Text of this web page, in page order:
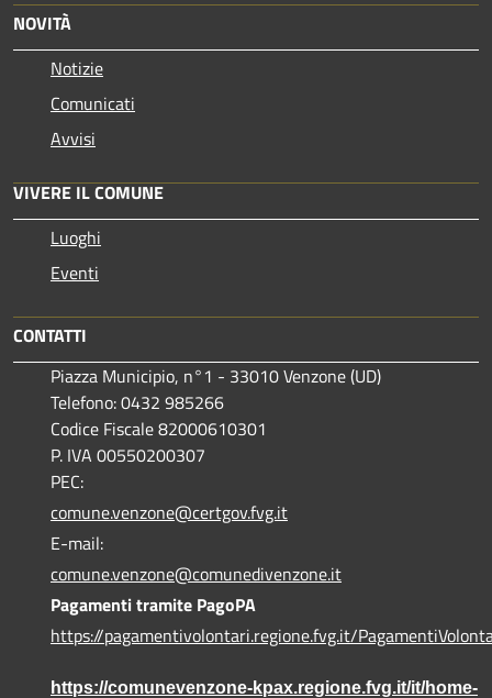
NOVITÀ
Notizie
Comunicati
Avvisi
VIVERE IL COMUNE
Luoghi
Eventi
CONTATTI
Piazza Municipio, n°1 - 33010 Venzone (UD)
Telefono: 0432 985266
Codice Fiscale 82000610301
P. IVA 00550200307
PEC:
comune.venzone@certgov.fvg.it
E-mail:
comune.venzone@comunedivenzone.it
Pagamenti tramite PagoPA
https://pagamentivolontari.regione.fvg.it/
https://comunevenzone-kpax.regione.fvg.it/it/home-